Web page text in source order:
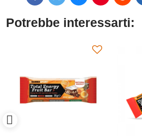
Potrebbe interessarti: